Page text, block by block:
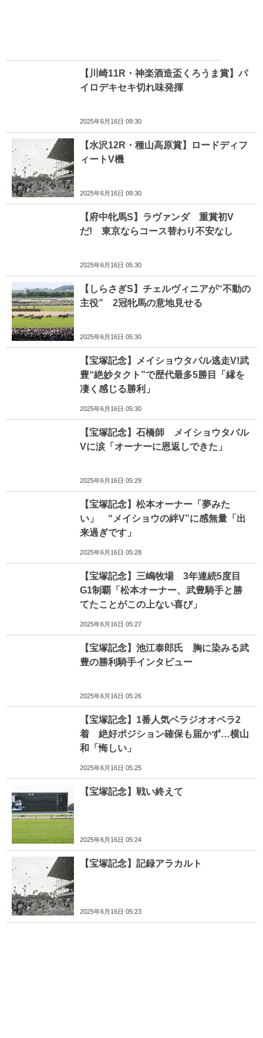
【川崎11R・神楽酒造盃くろうま賞】パ
イロデキセキ切れ味発揮
2025年6月16日 09:30
【水沢12R・種山高原賞】ロードディフ
ィートV機
2025年6月16日 09:30
【府中牝馬S】ラヴァンダ 重賞初V
だ! 東京ならコース替わり不安なし
2025年6月16日 05:30
【しらさぎS】チェルヴィニアが“不動の
主役” 2冠牝馬の意地見せる
2025年6月16日 05:30
【宝塚記念】メイショウタバル逃走V!武
豊“絶妙タクト”で歴代最多5勝目「縁を
凄く感じる勝利」
2025年6月16日 05:30
【宝塚記念】石橋師 メイショウタバル
Vに涙「オーナーに恩返しできた」
2025年6月16日 05:29
【宝塚記念】松本オーナー「夢みた
い」 “メイショウの絆V”に感無量「出
来過ぎです」
2025年6月16日 05:28
【宝塚記念】三嶋牧場 3年連続5度目
G1制覇「松本オーナー、武豊騎手と勝
てたことがこの上ない喜び」
2025年6月16日 05:27
【宝塚記念】池江泰郎氏 胸に染みる武
豊の勝利騎手インタビュー
2025年6月16日 05:26
【宝塚記念】1番人気ベラジオオペラ2
着 絶好ポジション確保も届かず…横山
和「悔しい」
2025年6月16日 05:25
【宝塚記念】戦い終えて
2025年6月16日 05:24
【宝塚記念】記録アラカルト
2025年6月16日 05:23